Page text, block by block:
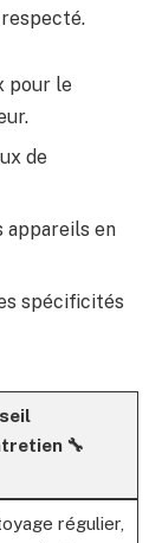
pour le
de
appareils en
spécificités
🔧
régulier,